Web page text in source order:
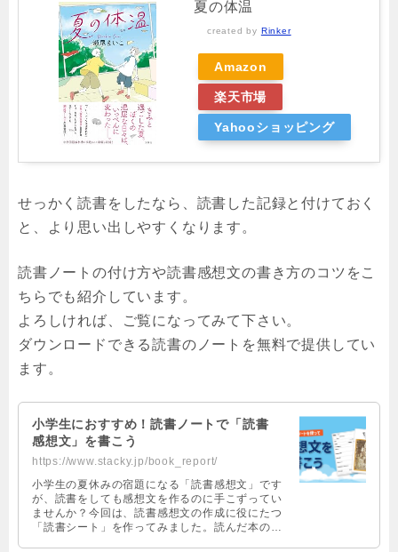
夏の体温
created by Rinker
Amazon
楽天市場
Yahooショッピング
せっかく読書をしたなら、読書した記録と付けておく
と、より思い出しやすくなります。
読書ノートの付け方や読書感想文の書き方のコツをこ
ちらでも紹介しています。
よろしければ、ご覧になってみて下さい。
ダウンロードできる読書のノートを無料で提供してい
ます。
小学生におすすめ！読書ノートで「読書
感想文」を書こう
https://www.stacky.jp/book_report/
小学生の夏休みの宿題になる「読書感想文」です
が、読書をしても感想文を作るのに手こずってい
ませんか？今回は、読書感想文の作成に役にたつ
「読書シート」を作ってみました。読んだ本の内